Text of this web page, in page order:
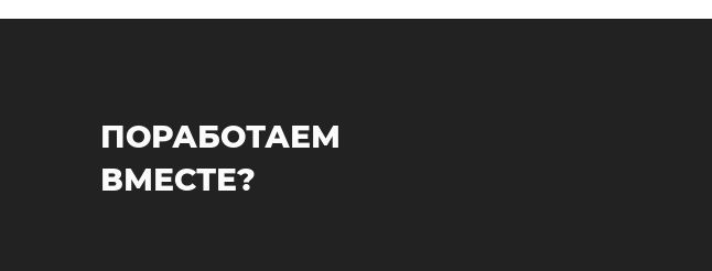
ПОРАБОТАЕМ
ВМЕСТЕ?